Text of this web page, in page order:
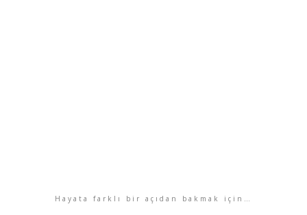
Hayata farklı bir açıdan bakmak için…